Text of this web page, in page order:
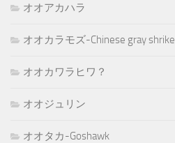
オオアカハラ
オオカラモズ-Chinese gray shrike
オオカワラヒワ？
オオジュリン
オオタカ-Goshawk